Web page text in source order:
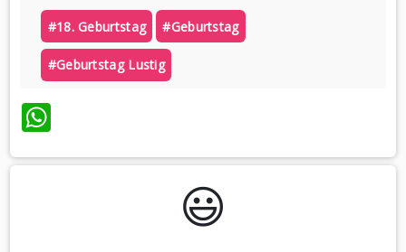
#18. Geburtstag #geburtstag
#geburtstag Lustig
WhatsApp
😃️